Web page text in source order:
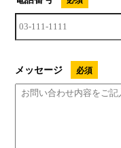
メッセージ